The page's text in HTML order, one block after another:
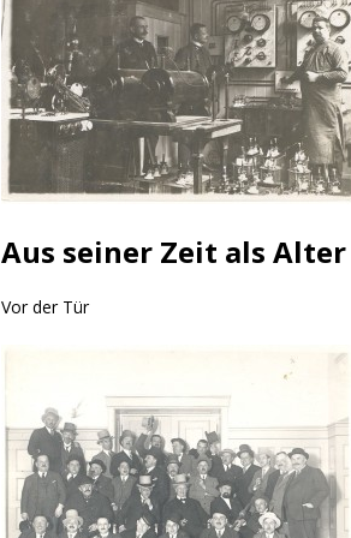
Aus seiner Zeit als
Vor der Tür